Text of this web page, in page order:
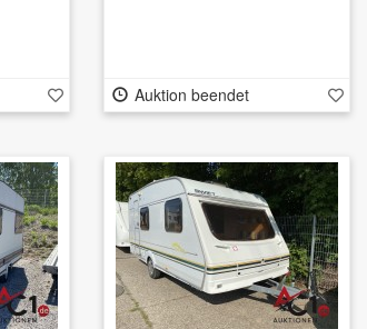
Auktion beendet